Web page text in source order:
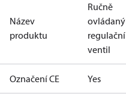
Název
produktu
Ručně
ovládaný
regulační
ventil
Označení CE Yes